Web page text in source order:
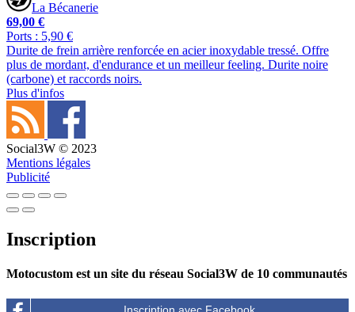
La Bécanerie
69,00 €
Ports : 5,90 €
Durite de frein arrière renforcée en acier inoxydable tressé. Offre
plus de mordant, d'endurance et un meilleur feeling. Durite noire
(carbone) et raccords noirs.
Plus d'infos
Social3W © 2023
Mentions légales
Publicité
Inscription
Motocustom est un site du réseau Social3W de 10 communautés